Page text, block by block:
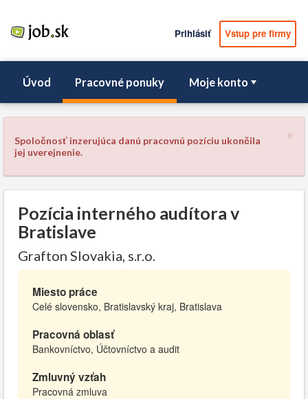
Prihlásiť Vstup pre firmy
Úvod Pracovné ponuky Moje konto
×
Spoločnosť inzerujúca danú pracovnú pozíciu ukončila
jej uverejnenie.
Pozícia interného audítora v
Bratislave
Grafton Slovakia, s.r.o.
Miesto práce
Celé slovensko, Bratislavský kraj, Bratislava
Pracovná oblasť
Bankovníctvo, Účtovníctvo a audit
Zmluvný vzťah
Pracovná zmluva